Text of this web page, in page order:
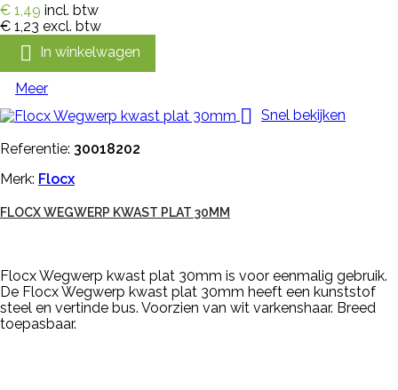
€ 1,49 incl. btw
€ 1,23 excl. btw
 In winkelwagen
Meer
 Snel bekijken
Referentie: 30018202
Merk: Flocx
FLOCX WEGWERP KWAST PLAT 30MM
Flocx Wegwerp kwast plat 30mm is voor eenmalig gebruik.
De Flocx Wegwerp kwast plat 30mm heeft een kunststof
steel en vertinde bus. Voorzien van wit varkenshaar. Breed
toepasbaar.